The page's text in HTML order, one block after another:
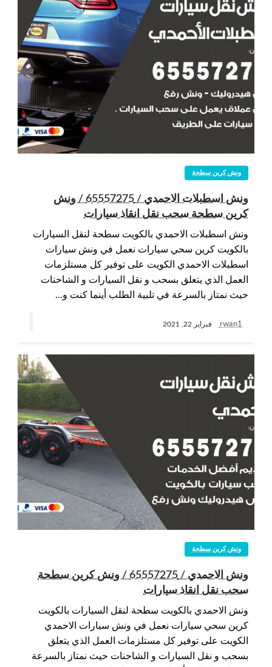
ونش كرين سطحة
ونش اسطبلات الاحمدي / 65557275 / ونش
كرين سطحة سحب نقل انقاذ سيارات
ونش اسطبلات الاحمدي بالكويت سطحة لنقل السيارات
بالكويت كرين سحي سيارات نعمل في ونش سيارات
اسطبلات الاحمدي الكويت على توفير كل مستلزمات
العمل الذي يتعلق بسحب و نقل السيارات و الشاحنات
حيث نمتاز بالسرعة في تلبية الطلب أينما كنت و…
rwan1 فبراير 22, 2021
ونش كرين سطحة
ونش الاحمدي / 65557275 / ونش كرين سطحة
سحب نقل انقاذ سيارات
ونش الاحمدي بالكويت سطحة لنقل السيارات بالكويت
كرين سحي سيارات نعمل في ونش سيارات الاحمدي
الكويت على توفير كل مستلزمات العمل الذي يتعلق
بسحب و نقل السيارات و الشاحنات حيث نمتاز بالسرعة